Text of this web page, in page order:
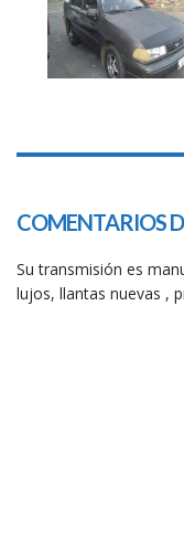
COMENTARIOS
Su transmisión es
lujos, llantas nuevas ,